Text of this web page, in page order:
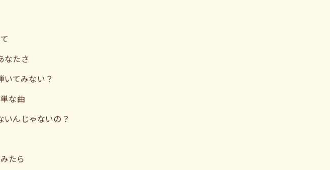
なたさ
いてみない？
な曲
いんじゃないの？
たら